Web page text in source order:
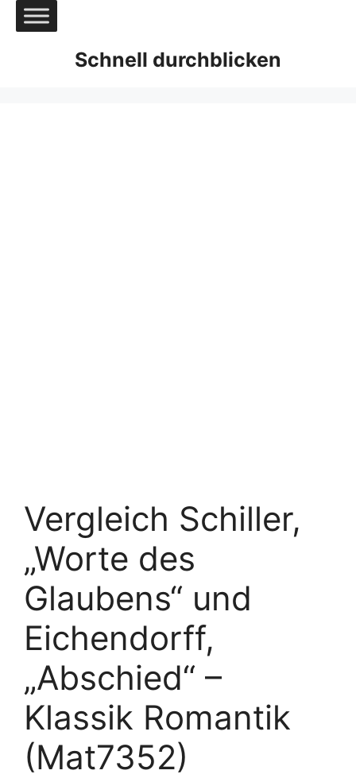
Zum
Inhalt
Schnell durchblicken
Vergleich Schiller,
„Worte des
Glaubens“ und
Eichendorff,
„Abschied“ –
Klassik Romantik
(Mat7352)